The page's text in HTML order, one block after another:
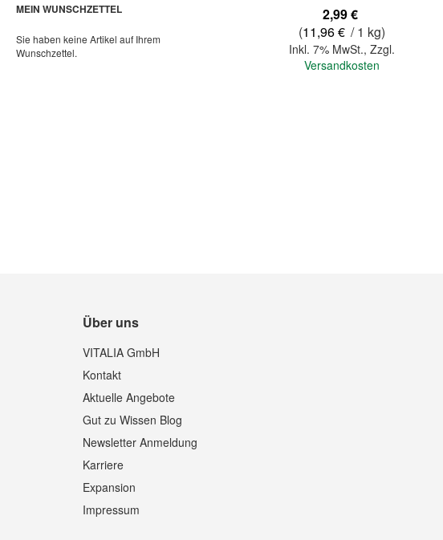
2,99 €
(11,96 € / 1 kg)
Inkl. 7% MwSt., Zzgl.
Versandkosten
MEIN WUNSCHZETTEL
Sie haben keine Artikel auf Ihrem
Wunschzettel.
Über uns
VITALIA GmbH
Kontakt
Aktuelle Angebote
Gut zu Wissen Blog
Newsletter Anmeldung
Karriere
Expansion
Impressum